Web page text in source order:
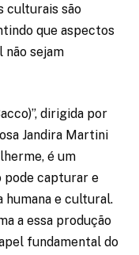
culturais são
que aspectos
sejam
dirigida por
Jandira Martini
é um
pode capturar e
humana e cultural.
a essa produção
fundamental do